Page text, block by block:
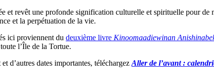
et revêt une profonde signification culturelle et spirituelle pour
et la perpétuation de la vie.
ici proviennent du deuxième livre Kinoomaadiewinan
l’Île de la Tortue.
d’autres dates importantes, téléchargez Aller de l’avant :